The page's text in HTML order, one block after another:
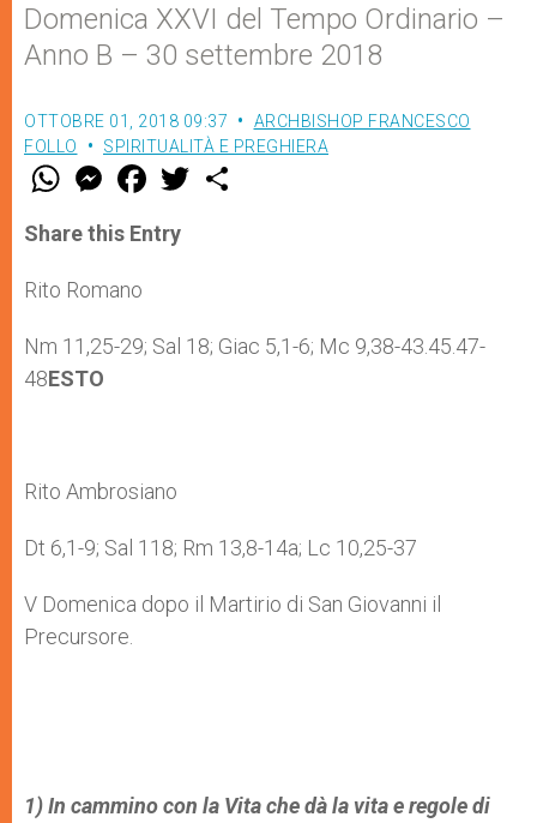
Domenica XXVI del Tempo Ordinario –
Anno B – 30 settembre 2018
OTTOBRE 01, 2018 09:37
ARCHBISHOP FRANCESCO
FOLLO
SPIRITUALITÀ E PREGHIERA
W
t
s
p
p
M
e
s
e
g
e
F
a
e
b
w
Share this Entry
Rito Romano
Nm 11,25-29; Sal 18; Giac 5,1-6; Mc 9,38-43.45.47-
48ESTO
Rito Ambrosiano
Dt 6,1-9; Sal 118; Rm 13,8-14a; Lc 10,25-37
V Domenica dopo il Martirio di San Giovanni il
Precursore.
1) In cammino con la Vita che dà la vita e regole di